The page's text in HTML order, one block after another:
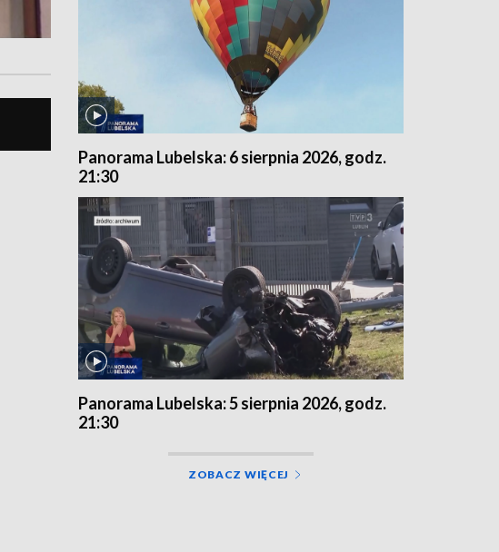
Panorama Lubelska: 6 sierpnia 2026, godz.
21:30
Panorama Lubelska: 5 sierpnia 2026, godz.
21:30
ZOBACZ WIĘCEJ